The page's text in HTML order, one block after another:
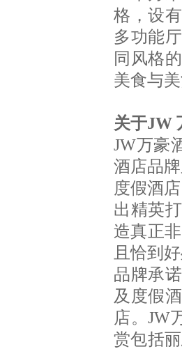
格，设
多功能
同风格
美食与
关于JW
JW万豪
酒店品
度假酒
出精英
造真正
且恰到
品牌承
及度假
店。JW
赏包括